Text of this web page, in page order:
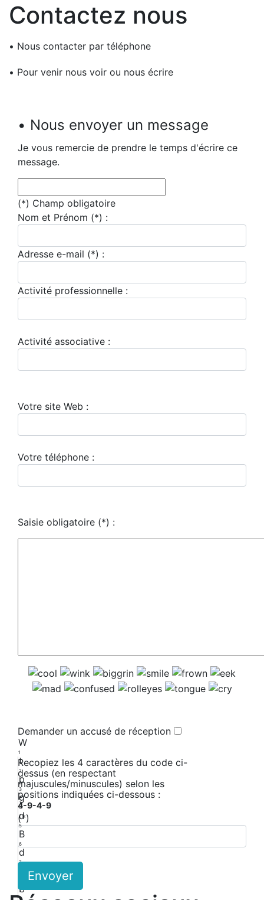
Contactez nous
• Nous contacter par téléphone
• Pour venir nous voir ou nous écrire
• Nous envoyer un message
Je vous remercie de prendre le temps d'écrire ce
message.
(*) Champ obligatoire
Nom et Prénom (*) :
Adresse e-mail (*) :
Activité professionnelle :
Activité associative :
Votre site Web :
Votre téléphone :
Saisie obligatoire (*) :
Demander un accusé de réception
W
1
t
2
p
3
g
4
d
5
B
6
d
7
b
9
Recopiez les 4 caractères du code ci-
dessus (en respectant
majuscules/minuscules) selon les
positions indiquées ci-dessous :
4-9-4-9
(*)
Envoyer